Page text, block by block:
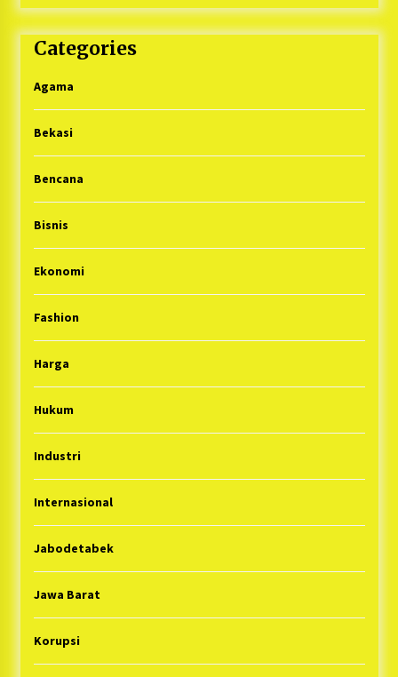
Categories
Agama
Bekasi
Bencana
Bisnis
Ekonomi
Fashion
Harga
Hukum
Industri
Internasional
Jabodetabek
Jawa Barat
Korupsi